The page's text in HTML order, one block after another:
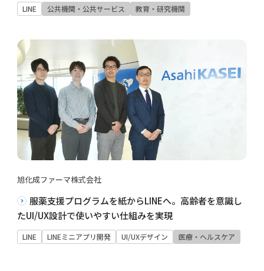
LINE 公共機関・公共サービス 教育・研究機関
旭化成ファーマ株式会社
服薬支援プログラムを紙からLINEへ。高齢者を意識し
たUI/UX設計で使いやすい仕組みを実現
LINE LINEミニアプリ開発 UI/UXデザイン 医療・ヘルスケア